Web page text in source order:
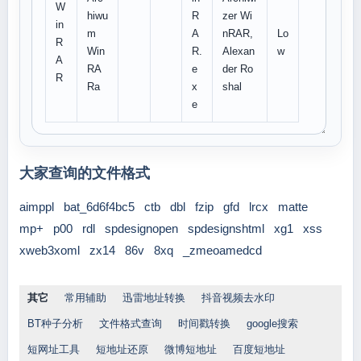
W
in
R
A
R
hiwu
m
Win
RA
Ra
R
A
R.
e
x
e
zer Wi
nRAR,
Alexan
der Ro
shal
Lo
w
大家查询的文件格式
aimppl bat_6d6f4bc5 ctb dbl fzip gfd lrcx
matte
mp+
p00 rdl spdesignopen spdesignshtml xg1
xss
xweb3xoml
zx14 86v 8xq _zmeoamedcd
其它 常用辅助 迅雷地址转换 抖音视频去水印
BT种子分析 文件格式查询 时间戳转换 google搜索
短网址工具 短地址还原 微博短地址 百度短地址